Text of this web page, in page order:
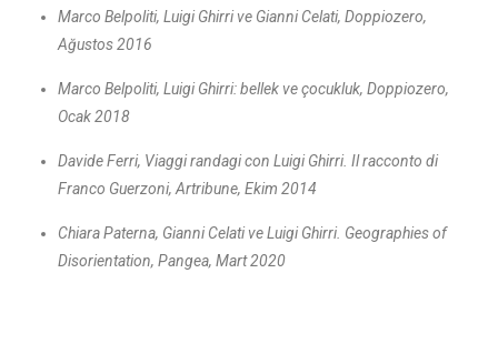
Marco Belpoliti, Luigi Ghirri ve Gianni Celati, Doppiozero,
Ağustos 2016
Marco Belpoliti, Luigi Ghirri: bellek ve çocukluk, Doppiozero,
Ocak 2018
Davide Ferri, Viaggi randagi con Luigi Ghirri. Il racconto di
Franco Guerzoni, Artribune, Ekim 2014
Chiara Paterna, Gianni Celati ve Luigi Ghirri. Geographies of
Disorientation, Pangea, Mart 2020